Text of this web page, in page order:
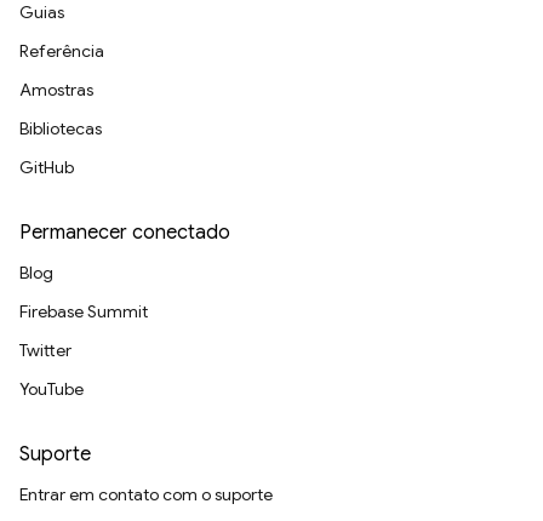
Guias
Referência
Amostras
Bibliotecas
GitHub
Permanecer conectado
Blog
Firebase Summit
Twitter
YouTube
Suporte
Entrar em contato com o suporte